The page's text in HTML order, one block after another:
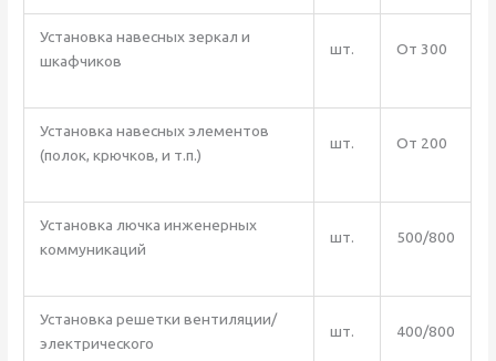
Установка навесных зеркал и
шкафчиков
шт. От 300
Установка навесных элементов
(полок, крючков, и т.п.)
шт. От 200
Установка лючка инженерных
коммуникаций
шт. 500/800
Установка решетки вентиляции/
электрического
шт. 400/800